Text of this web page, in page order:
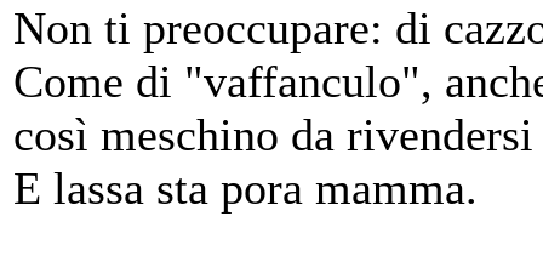
Non ti preoccupare: di
Come di "vaffanculo",
così meschino da
E lassa sta pora mamma.